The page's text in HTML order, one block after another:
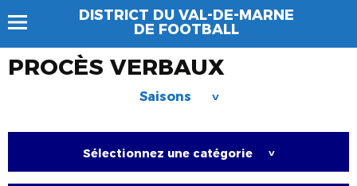
DISTRICT DU VAL-DE-MARNE
DE FOOTBALL
PROCÈS VERBAUX
Saisons >
Sélectionnez une catégorie >